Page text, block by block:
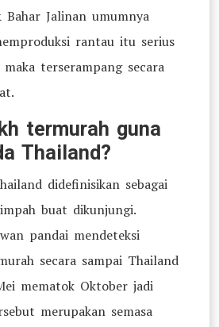
Jalinan umumnya
rantau itu serius
terserampang secara
termurah guna
Thailand?
didefinisikan sebagai
buat dikunjungi.
pandai mendeteksi
secara sampai Thailand
mematok Oktober jadi
merupakan semasa